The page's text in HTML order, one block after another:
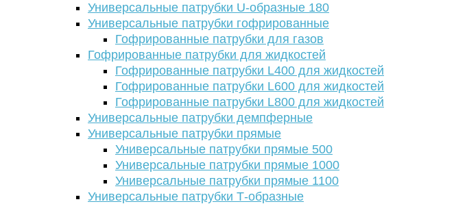
Универсальные патрубки U-образные 180
Универсальные патрубки гофрированные
Гофрированные патрубки для газов
Гофрированные патрубки для жидкостей
Гофрированные патрубки L400 для жидкостей
Гофрированные патрубки L600 для жидкостей
Гофрированные патрубки L800 для жидкостей
Универсальные патрубки демпферные
Универсальные патрубки прямые
Универсальные патрубки прямые 500
Универсальные патрубки прямые 1000
Универсальные патрубки прямые 1100
Универсальные патрубки Т-образные